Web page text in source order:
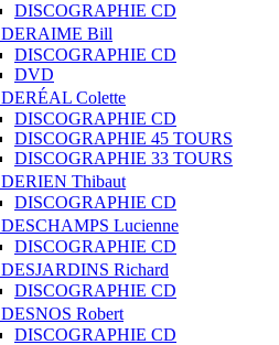
DISCOGRAPHIE CD
DERAIME Bill
DISCOGRAPHIE CD
DVD
DERÉAL Colette
DISCOGRAPHIE CD
DISCOGRAPHIE 45 TOURS
DISCOGRAPHIE 33 TOURS
DERIEN Thibaut
DISCOGRAPHIE CD
DESCHAMPS Lucienne
DISCOGRAPHIE CD
DESJARDINS Richard
DISCOGRAPHIE CD
DESNOS Robert
DISCOGRAPHIE CD